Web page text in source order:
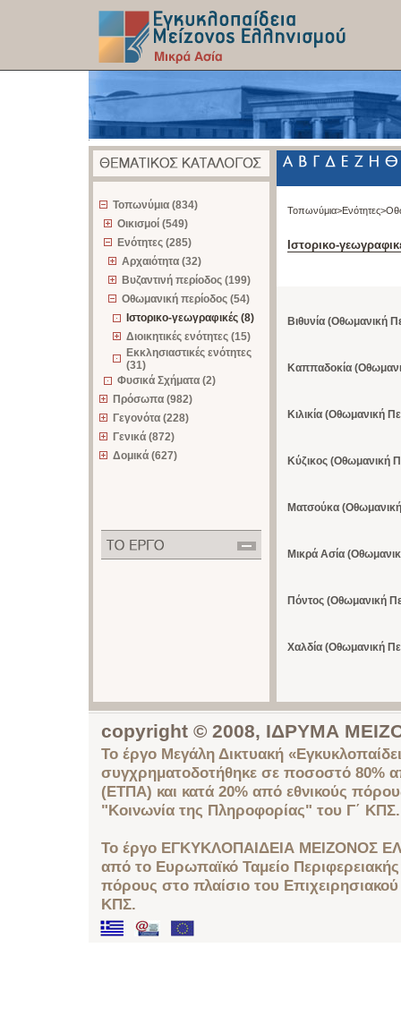
Τοπωνύμια (834)
Οικισμοί (549)
Ενότητες (285)
Αρχαιότητα (32)
Βυζαντινή περίοδος (199)
Οθωμανική περίοδος (54)
Ιστορικο-γεωγραφικές (8)
Διοικητικές ενότητες (15)
Εκκλησιαστικές ενότητες
(31)
Φυσικά Σχήματα (2)
Πρόσωπα (982)
Γεγονότα (228)
Γενικά (872)
Δομικά (627)
Τοπωνύμια>Ενότητες>
Ιστορικο-
Βιθυνία (Οθωμανική
Καππαδοκία
Κιλικία (Οθωμανική
Κύζικος (Οθωμανική
Ματσούκα
Μικρά Ασία
Πόντος (Οθωμανική
Χαλδία (Οθωμανική
copyright © 2008, ΙΔΡΥΜΑ
Το έργο Μεγάλη Δικτυακή
συγχρηματοδοτήθηκε σε ποσοστό 80%
(ΕΤΠΑ) και κατά 20% από εθνικούς
"Κοινωνία της Πληροφορίας" του Γ΄ ΚΠΣ.
Το έργο ΕΓΚΥΚΛΟΠΑΙΔΕΙΑ ΜΕΙΖΟΝΟΣ
από το Ευρωπαϊκό Ταμείο
πόρους στο πλαίσιο του
ΚΠΣ.